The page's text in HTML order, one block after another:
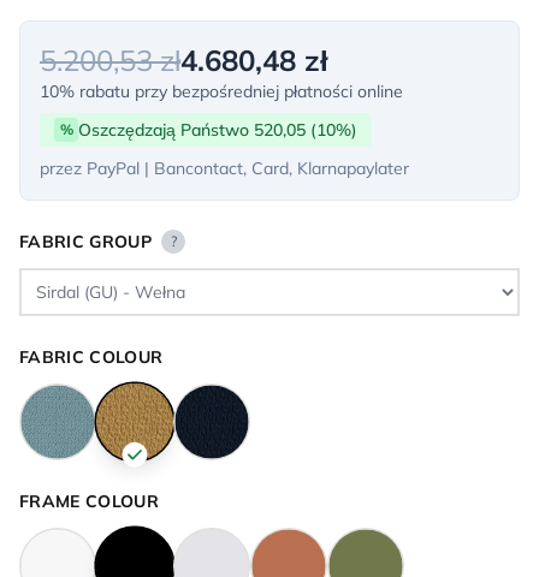
5.200,53 zł4.680,48 zł
10% rabatu przy bezpośredniej płatności online
% Oszczędzają Państwo 520,05 (10%)
przez PayPal | Bancontact, Card, Klarnapaylater
FABRIC GROUP ?
FABRIC COLOUR
FRAME COLOUR